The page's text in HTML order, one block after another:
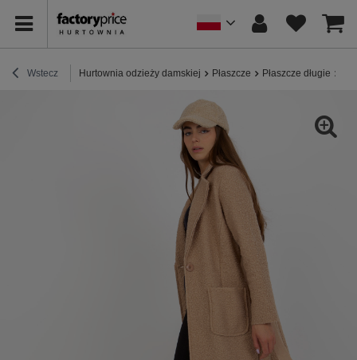
Wstecz Hurtownia odzieży damskiej Płaszcze Płaszcze długie